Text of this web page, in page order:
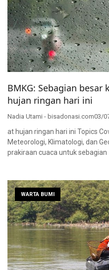
BMKG: Sebagian
hujan ringan hari ini
Nadia Utami - bisadonasi.com03/
at hujan ringan hari ini Topics
Meteorologi, Klimatologi, dan
prakiraan cuaca untuk sebagian
WARTA BUMI